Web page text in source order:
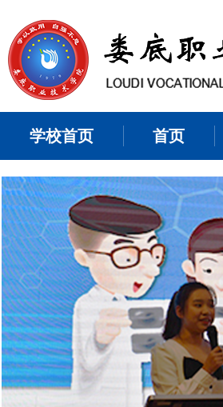
学校首页 首页